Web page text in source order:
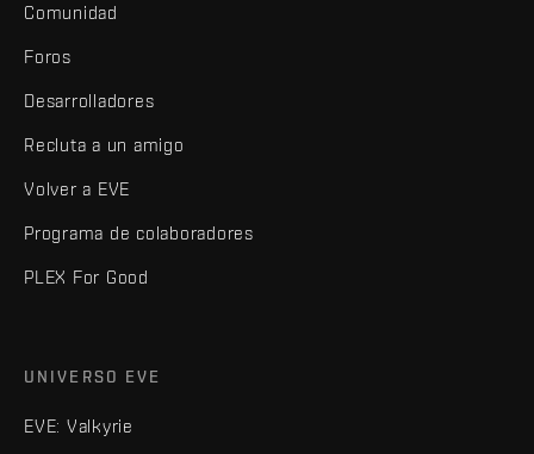
Comunidad
Foros
Desarrolladores
Recluta a un amigo
Volver a EVE
Programa de colaboradores
PLEX For Good
UNIVERSO EVE
EVE: Valkyrie